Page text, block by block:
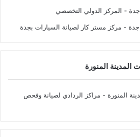
- المركز الدولي التخصصي
- مركز مستر كار لصيانة السيارات بجدة
المنورة
المنورة - مراكز الردادي لصيانة وفحص